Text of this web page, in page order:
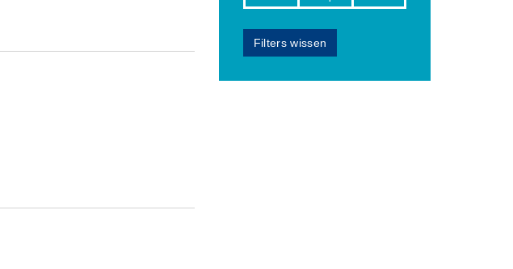
Filters wissen